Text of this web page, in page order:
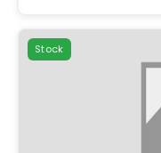
Stock